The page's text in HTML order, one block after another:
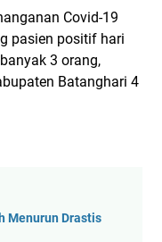
Covid-19
pasien positif hari
3 orang,
Batanghari 4
Menurun Drastis